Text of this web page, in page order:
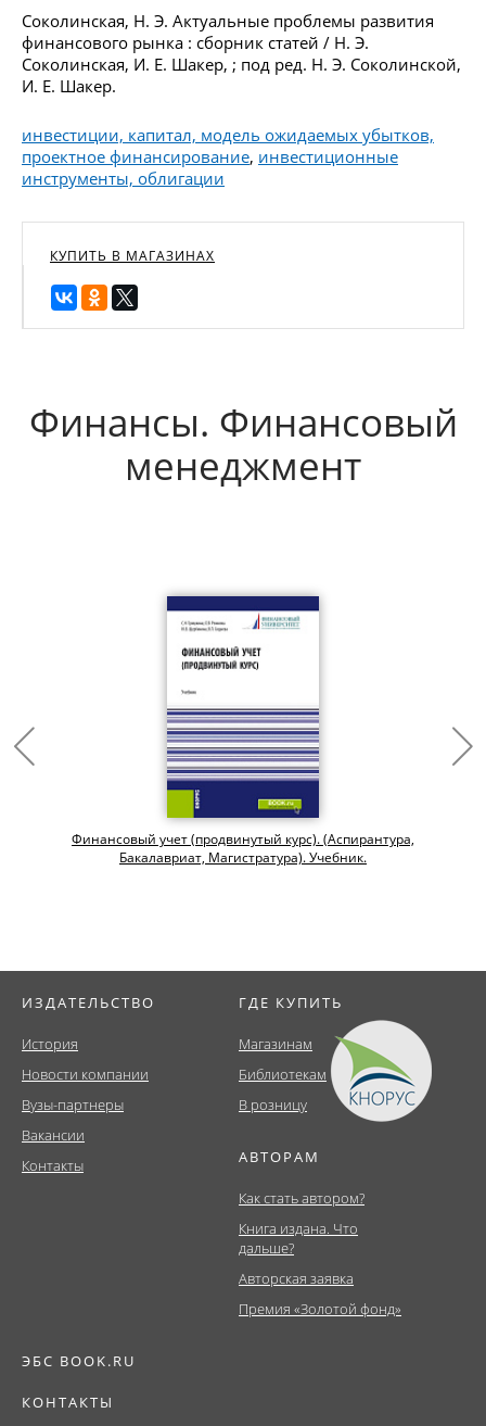
Соколинская, Н. Э. Актуальные проблемы развития
финансового рынка : сборник статей / Н. Э.
Соколинская, И. Е. Шакер, ; под ред. Н. Э. Соколинской,
И. Е. Шакер.
инвестиции, капитал, модель ожидаемых убытков,
проектное финансирование, инвестиционные
инструменты, облигации
КУПИТЬ В МАГАЗИНАХ
Финансы. Финансовый
менеджмент
Финансовый учет (продвинутый курс). (Аспирантура,
Бакалавриат, Магистратура). Учебник.
ИЗДАТЕЛЬСТВО
История
Новости компании
Вузы-партнеры
Вакансии
Контакты
ГДЕ КУПИТЬ
Магазинам
Библиотекам
В розницу
АВТОРАМ
Как стать автором?
Книга издана. Что
дальше?
Авторская заявка
Премия «Золотой фонд»
ЭБС BOOK.RU
КОНТАКТЫ